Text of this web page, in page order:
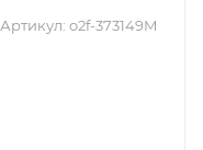
Артикул: o2f-373149M